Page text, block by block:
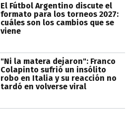
El Fútbol Argentino discute el
formato para los torneos 2027:
cuáles son los cambios que se
viene
"Ni la matera dejaron": Franco
Colapinto sufrió un insólito
robo en Italia y su reacción no
tardó en volverse viral